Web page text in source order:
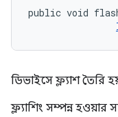
public void
ডিভাইসে ফ্ল্যাশ তৈরি
ফ্ল্যাশিং সম্পন্ন